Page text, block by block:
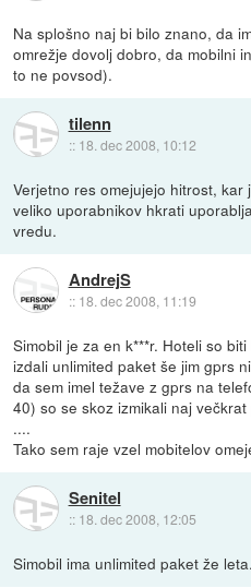
Na splošno naj bi bilo znano, da
omrežje dovolj dobro, da mobilni
to ne povsod).
tilenn
:: 18. dec 2008, 10:12
Verjetno res omejujejo hitrost,
veliko uporabnikov hkrati
vredu.
AndrejS
:: 18. dec 2008, 11:19
Simobil je za en k***r. Hoteli so
izdali unlimited paket še jim gprs
da sem imel težave z gprs na
40) so se skoz izmikali naj
....
Tako sem raje vzel mobitelov
Senitel
:: 18. dec 2008, 12:05
Simobil ima unlimited paket že